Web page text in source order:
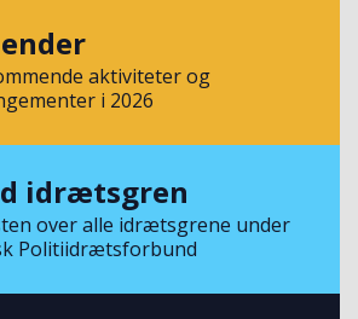
aktiviteter og
i 2026
idrætsgren
over alle idrætsgrene under
Politiidrætsforbund